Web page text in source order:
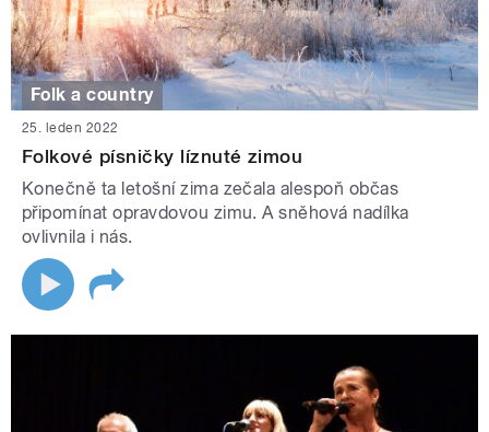
Folk a country
25. leden 2022
Folkové písničky líznuté zimou
Konečně ta letošní zima zečala alespoň občas
připomínat opravdovou zimu. A sněhová nadílka
ovlivnila i nás.